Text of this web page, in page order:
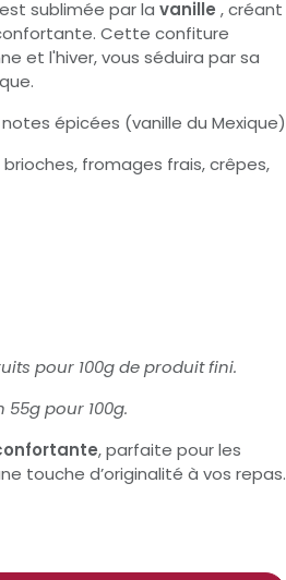
est sublimée par la vanille , créant
Cette confiture
et l'hiver, vous séduira par sa
épicées (vanille du Mexique)
fromages frais, crêpes,
pour 100g de produit fini.
pour 100g.
, parfaite pour les
touche d’originalité à vos repas.